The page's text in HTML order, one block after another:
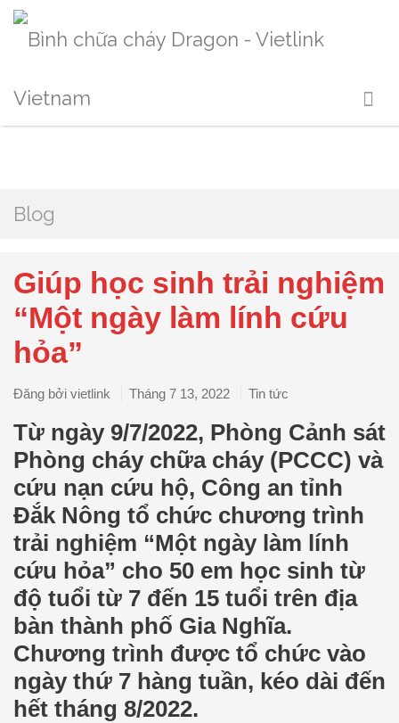
Blog
Giúp học sinh trải nghiệm
“Một ngày làm lính cứu
hỏa”
Đăng bởi vietlink Tháng 7 13, 2022 Tin tức
Từ ngày 9/7/2022, Phòng Cảnh sát
Phòng cháy chữa cháy (PCCC) và
cứu nạn cứu hộ, Công an tỉnh
Đắk Nông tổ chức chương trình
trải nghiệm “Một ngày làm lính
cứu hỏa” cho 50 em học sinh từ
độ tuổi từ 7 đến 15 tuổi trên địa
bàn thành phố Gia Nghĩa.
Chương trình được tổ chức vào
ngày thứ 7 hàng tuần, kéo dài đến
hết tháng 8/2022.